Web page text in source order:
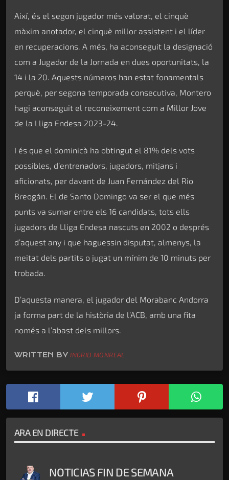
Així, és el segon jugador més valorat, el cinquè
màxim anotador, el cinquè millor assistent i el líder
en recuperacions. A més, ha aconseguit la designació
com a Jugador de la Jornada en dues oportunitats, la
14 i la 20. Aquests números han estat fonamentals
perquè, per segona temporada consecutiva, Montero
hagi aconseguit el reconeixement com a Millor Jove
de la Lliga Endesa 2023-24.
I és que el dominicà ha obtingut el 81% dels vots
possibles, d’entrenadors, jugadors, mitjans i
aficionats, per davant de Juan Fernández del Rio
Breogán. El de Santo Domingo va ser el que més
punts va sumar entre els 16 candidats, tots ells
jugadors de Lliga Endesa nascuts en 2002 o després
d’aquest any i que haguessin disputat, almenys, la
meitat dels partits o jugat un mínim de 10 minuts per
trobada.
D’aquesta manera, el jugador del Morabanc Andorra
ja forma part de la història de l’ACB, amb una fita
només a l’abast dels millors.
WRITTEN BYINGRID MONREAL
ARA EN DIRECTE
NOTICIAS FIN DE SEMANA